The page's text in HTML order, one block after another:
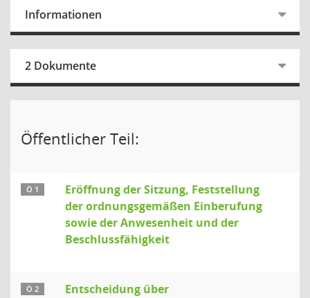
Informationen
2 Dokumente
Öffentlicher Teil:
Ö 1
Eröffnung der Sitzung, Feststellung
der ordnungsgemäßen Einberufung
sowie der Anwesenheit und der
Beschlussfähigkeit
Ö 2
Entscheidung über